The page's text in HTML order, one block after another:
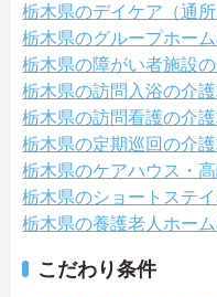
栃木県のデイケア（通
栃木県のグループホー
栃木県の障がい者施設
栃木県の訪問入浴の介護
栃木県の訪問看護の介護
栃木県の定期巡回の介護
栃木県のケアハウス・
栃木県のショートステ
栃木県の養護老人ホー
こだわり条件